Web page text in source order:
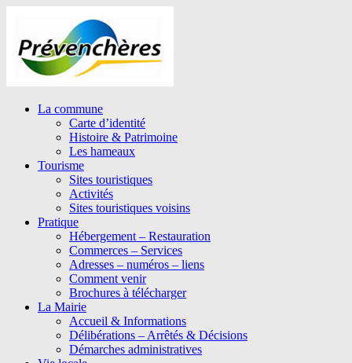
La commune
Carte d’identité
Histoire & Patrimoine
Les hameaux
Tourisme
Sites touristiques
Activités
Sites touristiques voisins
Pratique
Hébergement – Restauration
Commerces – Services
Adresses – numéros – liens
Comment venir
Brochures à télécharger
La Mairie
Accueil & Informations
Délibérations – Arrêtés & Décisions
Démarches administratives